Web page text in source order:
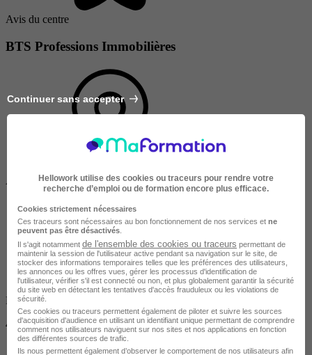
Avis du centre
BTS Professions Immobilières
À DISTANCE
Finançable CPF
4190 €
Continuer sans accepter
Hellowork utilise des cookies ou traceurs pour rendre votre
recherche d’emploi ou de formation encore plus efficace.
Cookies strictement nécessaires
Ces traceurs sont nécessaires au bon fonctionnement de nos services et ne
peuvent pas être désactivés
Il s'agit notamment de l'ensemble des cookies ou traceurs permettant de
maintenir la session de l'utilisateur active pendant sa navigation sur le site, de
stocker des informations temporaires telles que les préférences des utilisateurs,
les annonces ou les offres vues, gérer les processus d'identification de
l'utilisateur, vérifier s'il est connecté ou non, et plus globalement garantir la sécurité
du site web en détectant les tentatives d'accès frauduleux ou les violations de
sécurité.
Ces cookies ou traceurs permettent également de piloter et suivre les sources
d'acquisition d'audience en utilisant un identifiant unique permettant de comprendre
comment nos utilisateurs naviguent sur nos sites et nos applications en fonction
des différentes sources de trafic.
Ils nous permettent également d’observer le comportement de nos utilisateurs afin